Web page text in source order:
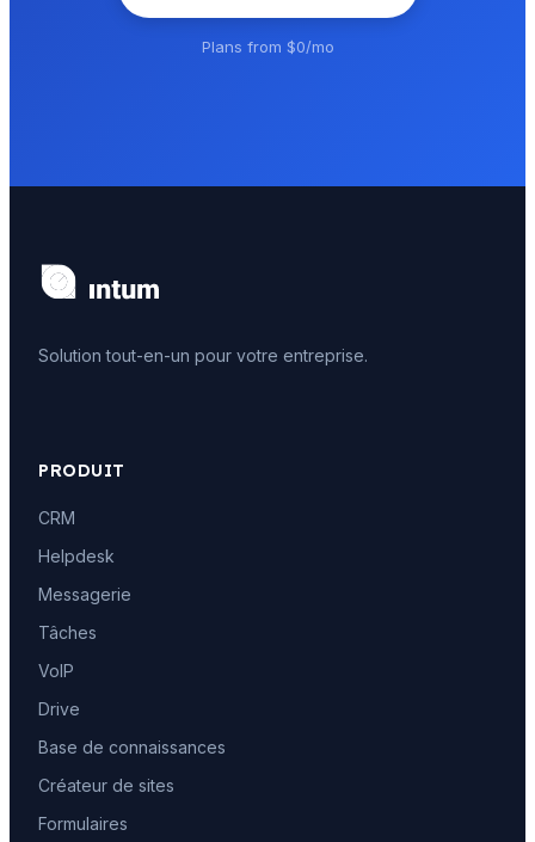
Plans from $0/mo
Solution tout-en-un pour votre entreprise.
PRODUIT
CRM
Helpdesk
Messagerie
Tâches
VoIP
Drive
Base de connaissances
Créateur de sites
Formulaires